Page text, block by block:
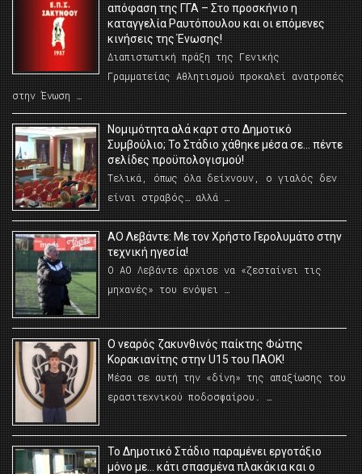
απόφαση της ΓΓΑ – Στο προσκήνιο η
καταγγελία Ραυτόπουλου και οι επόμενες
κινήσεις της Ένωσης!
Διαπιστωτική πράξη της Γενικής
Γραμματείας Αθλητισμού προκαλεί ανατροπές
στην Ένωση …
Νομιμότητα αλά καρτ στο Δημοτικό
Συμβούλιο; Το Στάδιο χάθηκε μέσα σε… πέντε
σελίδες προϋπολογισμού!
Τελικά, όπως όλα δείχνουν, ο γιαλός δεν
είναι στραβός… αλλά …
ΑΟ Λεβάντε: Με τον Χρήστο Γερολυμάτο στην
τεχνική ηγεσία!
Ο ΑΟ Λεβάντε άρχισε να «ζεσταίνει τις
μηχανές» του ενόψει …
O νεαρός ζακυνθινός παίκτης Φώτης
Κορακιανίτης στην U15 του ΠΑΟΚ!
Μέσα σε αυτή την «δίνη» της απαξίωσης του
ερασιτεχνικού ποδοσφαίρου. …
Το Δημοτικό Στάδιο παραμένει εργοτάξιο
μόνο με… κάτι σπασμένα πλακάκια και ο